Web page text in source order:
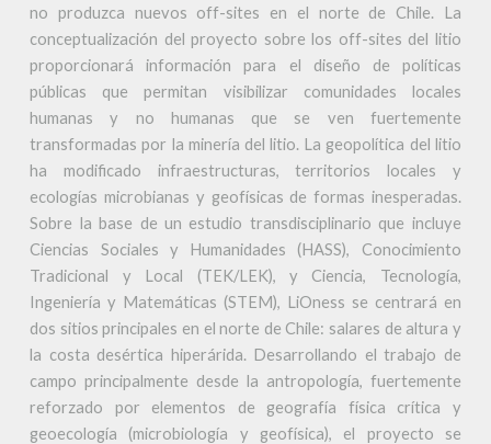
no produzca nuevos off-sites en el norte de Chile. La
conceptualización del proyecto sobre los off-sites del litio
proporcionará información para el diseño de políticas
públicas que permitan visibilizar comunidades locales
humanas y no humanas que se ven fuertemente
transformadas por la minería del litio. La geopolítica del litio
ha modificado infraestructuras, territorios locales y
ecologías microbianas y geofísicas de formas inesperadas.
Sobre la base de un estudio transdisciplinario que incluye
Ciencias Sociales y Humanidades (HASS), Conocimiento
Tradicional y Local (TEK/LEK), y Ciencia, Tecnología,
Ingeniería y Matemáticas (STEM), LiOness se centrará en
dos sitios principales en el norte de Chile: salares de altura y
la costa desértica hiperárida. Desarrollando el trabajo de
campo principalmente desde la antropología, fuertemente
reforzado por elementos de geografía física crítica y
geoecología (microbiología y geofísica), el proyecto se